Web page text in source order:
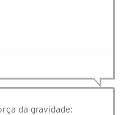
da gravidade: